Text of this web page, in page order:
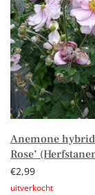
Anemone
Rose’
€2,99